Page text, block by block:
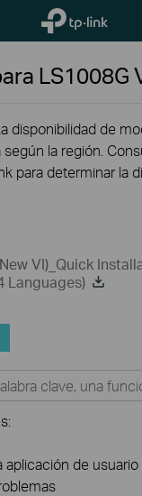
TP-Link,
Reliably
LS1008G
disponibilidad de
según la región.
para determinar la
VI)_Quick
Languages)
aplicación de usuario